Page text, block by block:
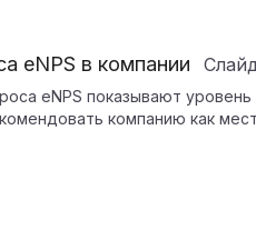
eNPS в компании
eNPS показывают
компанию как